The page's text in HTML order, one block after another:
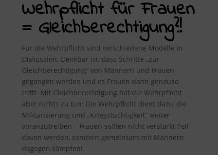
Wehrpflicht für Frauen
= Gleichberechtigung?!
Für die Wehrpflicht sind verschiedene Modelle in
Diskussion. Denkbar ist, dass Schritte „zur
Gleichberechtigung“ von Männern und Frauen
gegangen werden und es Frauen dann genauso
trifft. Mit Gleichberechtigung hat die Wehrpflicht
aber nichts zu tun: Die Wehrpflicht dient dazu, die
Militarisierung und „Kriegstüchtigkeit“ weiter
voranzutreiben – Frauen sollten nicht verstärkt Teil
davon werden, sondern gemeinsam mit Männern
dagegen kämpfen!